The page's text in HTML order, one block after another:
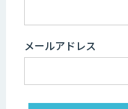
メールアドレス